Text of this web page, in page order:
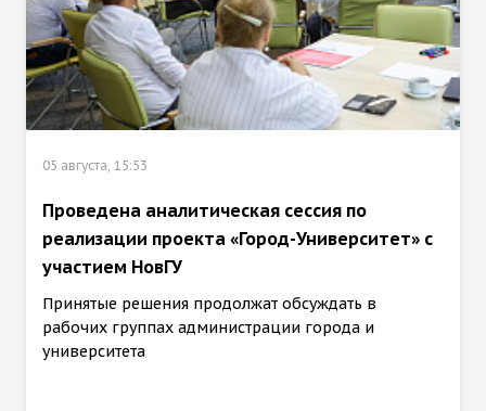
05 августа, 15:53
Проведена аналитическая сессия по
реализации проекта «Город-Университет» с
участием НовГУ
Принятые решения продолжат обсуждать в
рабочих группах администрации города и
университета